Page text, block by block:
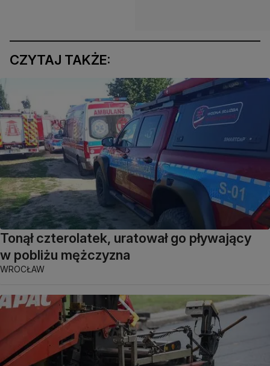
CZYTAJ TAKŻE:
Tonął czterolatek, uratował go pływający
w pobliżu mężczyzna
WROCŁAW